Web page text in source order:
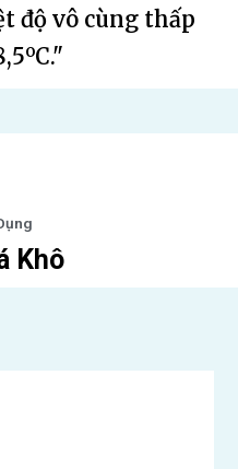
độ vô cùng thấp
oC."
Khô